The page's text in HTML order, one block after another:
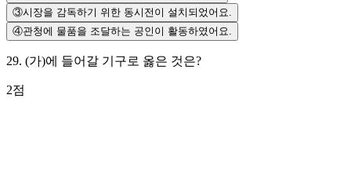
③시장을 감독하기 위한 동시전이 설치되었어요.
④관청에 물품을 조달하는 공인이 활동하였어요.
29. (가)에 들어갈 기구로 옳은 것은?
2점